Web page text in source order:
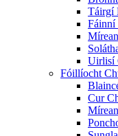
Táirgí
Fáinní
Uirlisí
Fóillíocht
Cur